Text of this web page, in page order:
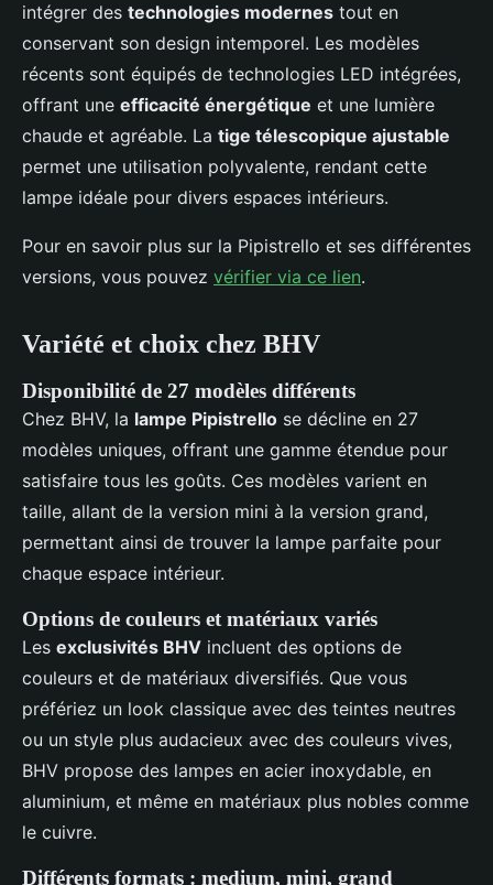
intégrer des technologies modernes tout en
conservant son design intemporel. Les modèles
récents sont équipés de technologies LED intégrées,
offrant une efficacité énergétique et une lumière
chaude et agréable. La tige télescopique ajustable
permet une utilisation polyvalente, rendant cette
lampe idéale pour divers espaces intérieurs.
Pour en savoir plus sur la Pipistrello et ses différentes
versions, vous pouvez vérifier via ce lien.
Variété et choix chez BHV
Disponibilité de 27 modèles différents
Chez BHV, la lampe Pipistrello se décline en 27
modèles uniques, offrant une gamme étendue pour
satisfaire tous les goûts. Ces modèles varient en
taille, allant de la version mini à la version grand,
permettant ainsi de trouver la lampe parfaite pour
chaque espace intérieur.
Options de couleurs et matériaux variés
Les exclusivités BHV incluent des options de
couleurs et de matériaux diversifiés. Que vous
préfériez un look classique avec des teintes neutres
ou un style plus audacieux avec des couleurs vives,
BHV propose des lampes en acier inoxydable, en
aluminium, et même en matériaux plus nobles comme
le cuivre.
Différents formats : medium, mini, grand